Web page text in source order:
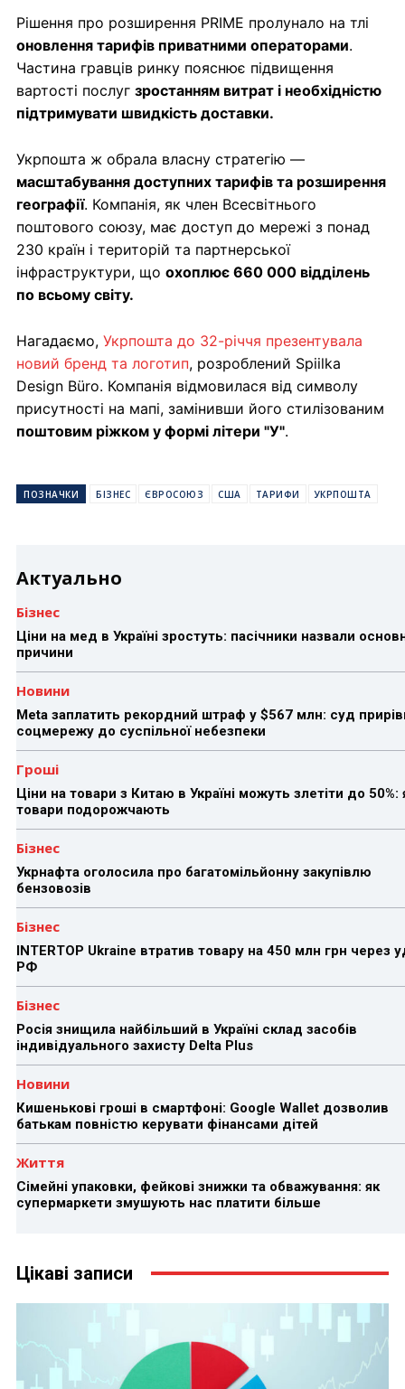
Рішення про розширення PRIME пролунало на тлі
оновлення тарифів приватними операторами.
Частина гравців ринку пояснює підвищення
вартості послуг зростанням витрат і необхідністю
підтримувати швидкість доставки.
Укрпошта ж обрала власну стратегію —
масштабування доступних тарифів та розширення
географії. Компанія, як член Всесвітнього
поштового союзу, має доступ до мережі з понад
230 країн і територій та партнерської
інфраструктури, що охоплює 660 000 відділень
по всьому світу.
Нагадаємо, Укрпошта до 32-річчя презентувала
новий бренд та логотип, розроблений Spiilka
Design Büro. Компанія відмовилася від символу
присутності на мапі, замінивши його стилізованим
поштовим ріжком у формі літери "У".
ПОЗНАЧКИ БІЗНЕС ЄВРОСОЮЗ США ТАРИФИ УКРПОШТА
Актуально
Бізнес
Ціни на мед в Україні зростуть: пасічники назвали
причини
Новини
Meta заплатить рекордний штраф у $567 млн: суд
соцмережу до суспільної небезпеки
Гроші
Ціни на товари з Китаю в Україні можуть злетіти до 50%:
товари подорожчають
Бізнес
Укрнафта оголосила про багатомільйонну закупівлю
бензовозів
Бізнес
INTERTOP Ukraine втратив товару на 450 млн грн через
РФ
Бізнес
Росія знищила найбільший в Україні склад засобів
індивідуального захисту Delta Plus
Новини
Кишенькові гроші в смартфоні: Google Wallet дозволив
батькам повністю керувати фінансами дітей
Життя
Сімейні упаковки, фейкові знижки та обважування: як
супермаркети змушують нас платити більше
Цікаві записи